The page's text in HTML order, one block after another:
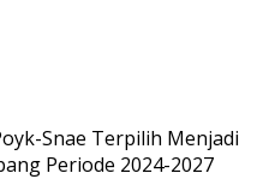
Snae Terpilih Menjadi
Periode 2024-2027